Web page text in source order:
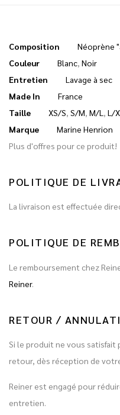
Composition
Néoprène
Couleur
Blanc, Noir
Entretien
Lavage à sec
Made In
France
Taille
XS/S, S/M, M/L , L/
Marque
Marine Henrion
Plus d'offres pour ce produit!
POLITIQUE DE
La livraison est effectuée
POLITIQUE DE
Le remboursement chez
Reiner.
RETOUR /
Si le produit ne vous
retour, dès réception de
Reiner est engagé pour
entretien.